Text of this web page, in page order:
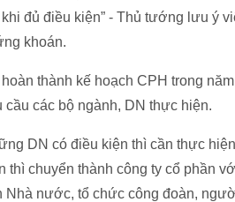
đủ điều kiện” - Thủ tướng lưu ý
khoán.
thành kế hoạch CPH trong
cầu các bộ ngành, DN thực hiện.
DN có điều kiện thì cần thực
thì chuyển thành công ty cổ phần
Nhà nước, tổ chức công đoàn,